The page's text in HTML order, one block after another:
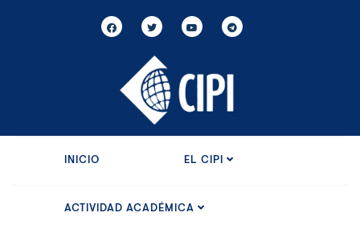
INICIO EL CIPI
ACTIVIDAD ACADÉMICA